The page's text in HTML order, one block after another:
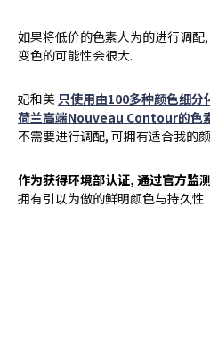
如果将低价的色素人为的进行调配,
变色的可能性会很大.
妃和美 只使用由100多种颜色细分
荷兰高端Nouveau Contour的色
不需要进行调配, 可拥有适合我的
作为获得环境部认证, 通过官方监
拥有引以为傲的鲜明颜色与持久性.